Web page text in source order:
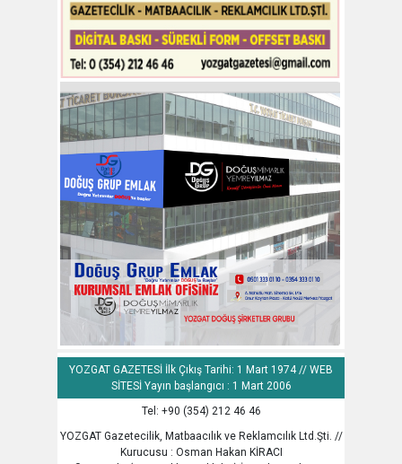
YOZGAT GAZETESİ İlk Çıkış Tarihi: 1 Mart 1974 // WEB
SİTESİ Yayın başlangıcı : 1 Mart 2006
Tel: +90 (354) 212 46 46
YOZGAT Gazetecilik, Matbaacılık ve Reklamcılık Ltd.Şti. //
Kurucusu : Osman Hakan KİRACI